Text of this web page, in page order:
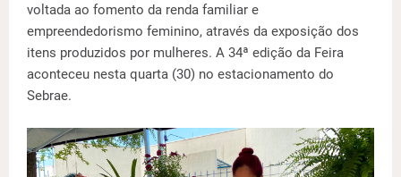
voltada ao fomento da renda familiar e
empreendedorismo feminino, através da exposição dos
itens produzidos por mulheres. A 34ª edição da Feira
aconteceu nesta quarta (30) no estacionamento do
Sebrae.